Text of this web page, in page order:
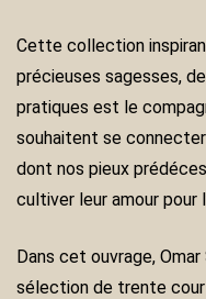
Cette collection
précieuses sagesses,
pratiques est le
souhaitent se connecter
dont nos pieux
cultiver leur amour pour
Dans cet ouvrage,
sélection de trente